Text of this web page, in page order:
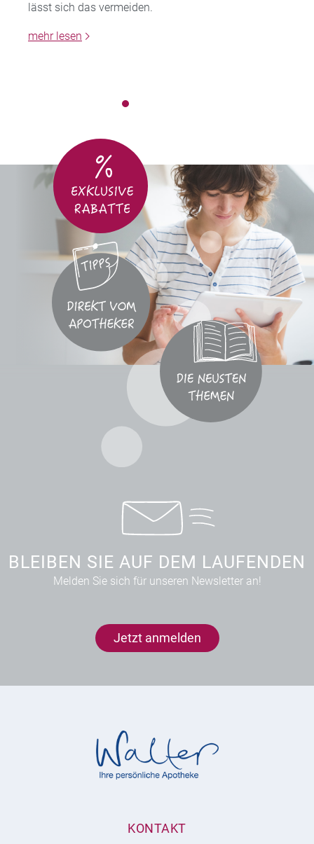
lässt sich das vermeiden.
mehr lesen
BLEIBEN SIE AUF DEM LAUFENDEN
Melden Sie sich für unseren Newsletter an!
Jetzt anmelden
KONTAKT